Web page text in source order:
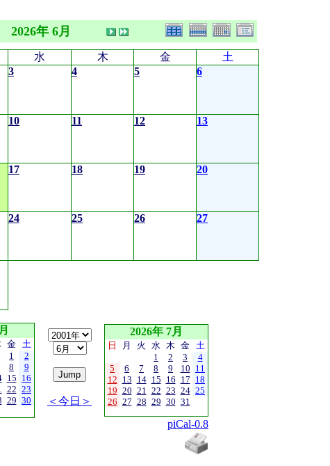
2026年 6月
水 木 金
土
3 4 5 6
10 11 12 13
17 18 19 20
24 25 26 27
金 土
1
2
8
9
15 16
22 23
29 30
＜今日＞
2026年 7月
日 月 火 水 木 金 土
1
2 3
4
5
6 7 8 9 10 11
12 13 14 15 16 17 18
19 20 21 22 23 24 25
26 27 28 29 30 31
piCal-0.8